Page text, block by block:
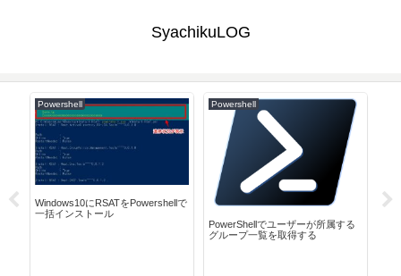
SyachikuLOG
Powershell
Windows10にRSATをPowershellで
一括インストール
Powershell
PowerShellでユーザーが所属する
グループ一覧を取得する